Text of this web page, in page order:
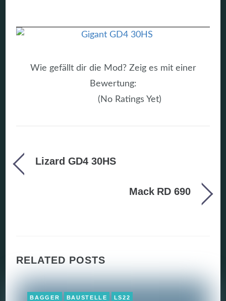
Wie gefällt dir die Mod? Zeig es mit einer
Bewertung:
(No Ratings Yet)
Lizard GD4 30HS
Mack RD 690
RELATED POSTS
BAGGER BAUSTELLE LS22